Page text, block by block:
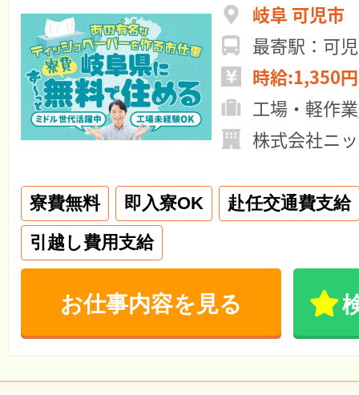
岐阜 可児市
最寄駅：可
時給:1,350
工場・軽作
株式会社ニ
寮費無料 即入寮OK
赴任交通費支給
引越し費用支給
お仕事内容を見る